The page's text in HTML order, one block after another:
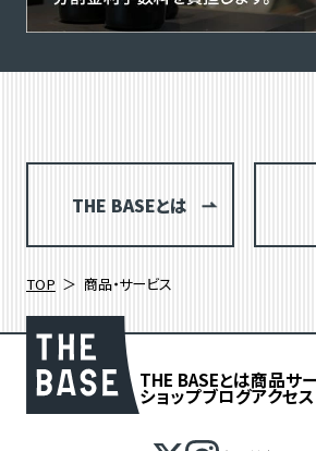
THE BASEとは
TOP 商品・サービス
THE BASEとは商品サ
ショップブログアクセス